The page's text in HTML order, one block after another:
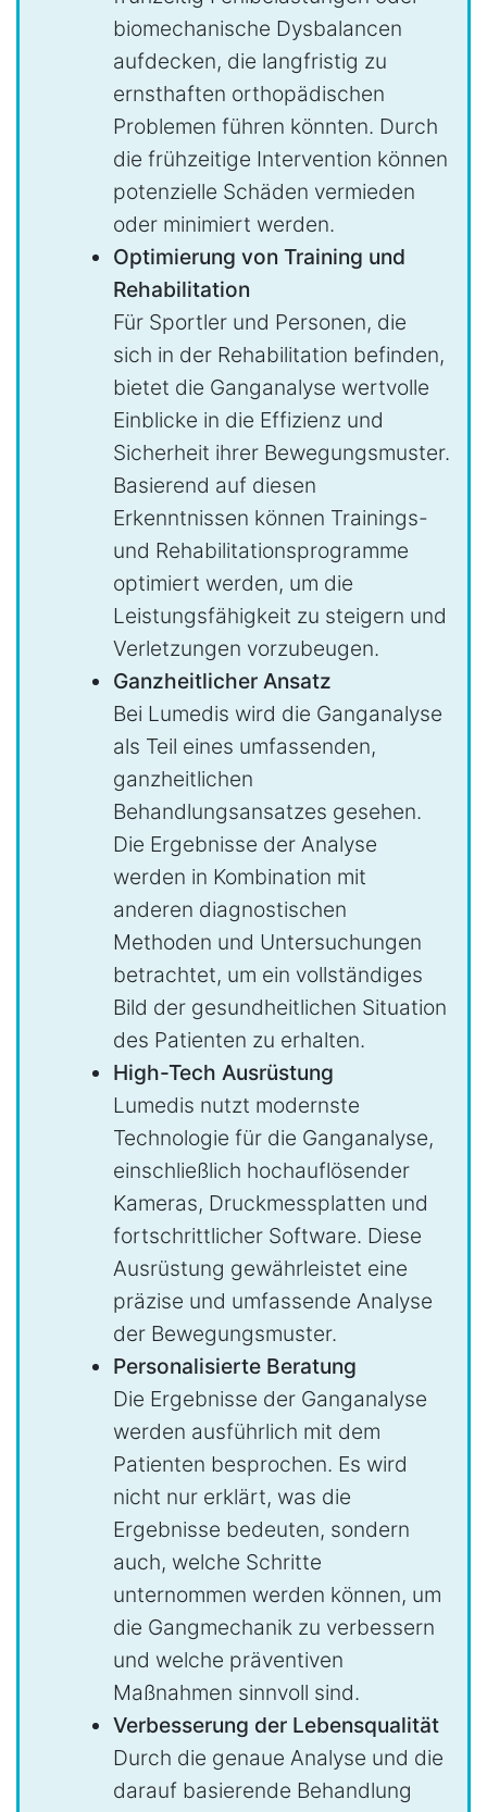
biomechanische Dysbalancen
aufdecken, die langfristig zu
ernsthaften orthopädischen
Problemen führen könnten. Durch
die frühzeitige Intervention können
potenzielle Schäden vermieden
oder minimiert werden.
Optimierung von Training und
Rehabilitation
Für Sportler und Personen, die
sich in der Rehabilitation befinden,
bietet die Ganganalyse wertvolle
Einblicke in die Effizienz und
Sicherheit ihrer Bewegungsmuster.
Basierend auf diesen
Erkenntnissen können Trainings-
und Rehabilitationsprogramme
optimiert werden, um die
Leistungsfähigkeit zu steigern und
Verletzungen vorzubeugen.
Ganzheitlicher Ansatz
Bei Lumedis wird die Ganganalyse
als Teil eines umfassenden,
ganzheitlichen
Behandlungsansatzes gesehen.
Die Ergebnisse der Analyse
werden in Kombination mit
anderen diagnostischen
Methoden und Untersuchungen
betrachtet, um ein vollständiges
Bild der gesundheitlichen Situation
des Patienten zu erhalten.
High-Tech Ausrüstung
Lumedis nutzt modernste
Technologie für die Ganganalyse,
einschließlich hochauflösender
Kameras, Druckmessplatten und
fortschrittlicher Software. Diese
Ausrüstung gewährleistet eine
präzise und umfassende Analyse
der Bewegungsmuster.
Personalisierte Beratung
Die Ergebnisse der Ganganalyse
werden ausführlich mit dem
Patienten besprochen. Es wird
nicht nur erklärt, was die
Ergebnisse bedeuten, sondern
auch, welche Schritte
unternommen werden können, um
die Gangmechanik zu verbessern
und welche präventiven
Maßnahmen sinnvoll sind.
Verbesserung der Lebensqualität
Durch die genaue Analyse und die
darauf basierende Behandlung